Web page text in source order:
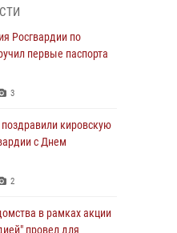
задержали
поддельной купюры
задержали
в митинге в
войск
Росгвардии по
первые паспорта
3
кировскую
с Днем
2
в рамках акции
провел для